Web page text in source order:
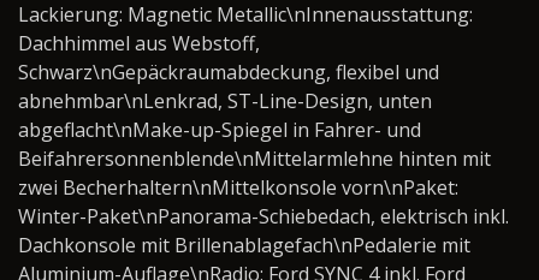
Lackierung: Magnetic Metallic\nInnenausstattung:
Dachhimmel aus Webstoff,
Schwarz\nGepäckraumabdeckung, flexibel und
abnehmbar\nLenkrad, ST-Line-Design, unten
abgeflacht\nMake-up-Spiegel in Fahrer- und
Beifahrersonnenblende\nMittelarmlehne hinten mit
zwei Becherhaltern\nMittelkonsole vorn\nPaket:
Winter-Paket\nPanorama-Schiebedach, elektrisch inkl.
Dachkonsole mit Brillenablagefach\nPedalerie mit
Aluminium-Auflage\nRadio: Ford SYNC 4 inkl. Ford